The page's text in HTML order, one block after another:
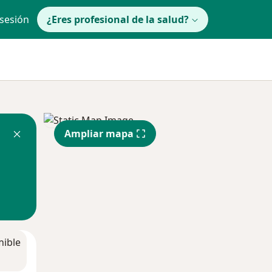
¿Eres profesional de la salud?
Ampliar mapa